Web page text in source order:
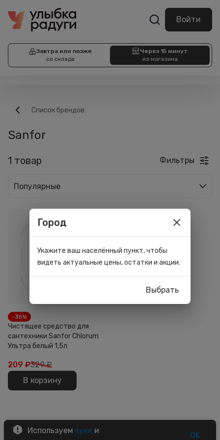
Войти
Завтра или позже
со склада
Через 15 минут
из магазина
Список брендов
Sanfor
1 товар Фильтры
Популярные
-35%
Чистящее средство для
сантехники Sanfor Chlorum
Ультра белый 1,5л
209 ₽329 ₽
В корзину
Используем куки и
OK
Город
Укажите ваш населённый пункт, чтобы
видеть актуальные цены, остатки и акции.
Выбрать